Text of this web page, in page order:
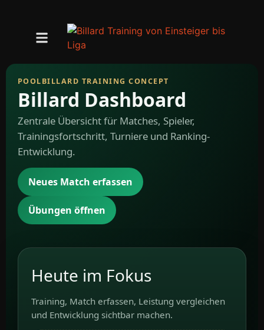
POOLBILLARD TRAINING CONCEPT
Billard Dashboard
Zentrale Übersicht für Matches, Spieler,
Trainingsfortschritt, Turniere und Ranking-
Entwicklung.
Neues Match erfassen
Übungen öffnen
Heute im Fokus
Training, Match erfassen, Leistung vergleichen
und Entwicklung sichtbar machen.